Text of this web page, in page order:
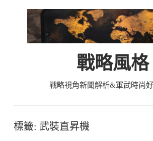
戰略風格
戰略視角新聞解析&軍武時尚
標籤: 武裝直昇機